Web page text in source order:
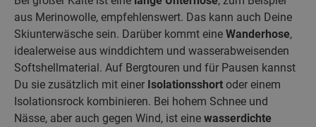
aus Merinowolle, empfehlenswert. Das kann auch Deine
Skiunterwäsche sein. Darüber kommt eine Wanderhose,
idealerweise aus winddichtem und wasserabweisenden
Softshellmaterial. Auf Bergtouren und für Pausen kannst
Du sie zusätzlich mit einer Isolationsshort oder einem
Isolationsrock kombinieren. Bei hohem Schnee und
Nässe, aber auch gegen Wind, ist eine wasserdichte